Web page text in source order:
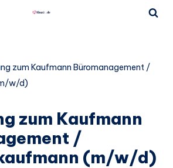
zum Kaufmann Büromanagement /
w/d)
zum Kaufmann
/
(m/w/d)